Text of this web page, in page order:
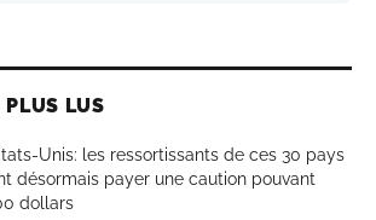
PLUS LUS
Unis: les ressortissants de ces 30 pays
désormais payer une caution pouvant
dollars